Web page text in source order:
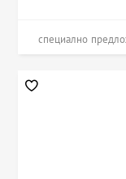
специално